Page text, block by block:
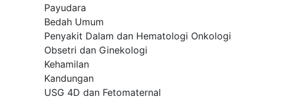
Payudara
Bedah Umum
Penyakit Dalam dan Hematologi Onkologi
Obsetri dan Ginekologi
Kehamilan
Kandungan
USG 4D dan Fetomaternal